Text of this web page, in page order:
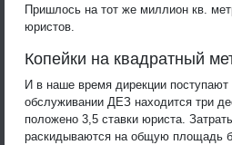
Пришлось на тот же миллион кв.
юристов.
Копейки на квадратный
И в наше время дирекции
обслуживании ДЕЗ находится три
положено 3,5 ставки юриста.
раскидываются на общую площадь